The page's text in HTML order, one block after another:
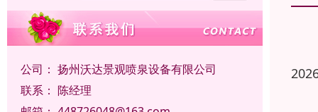
公司： 扬州沃达景观喷泉设备有限公司
联系： 陈经理